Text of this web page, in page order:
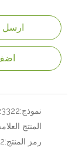
ارسل
نموذج:
المنتج
رمز المنتج: